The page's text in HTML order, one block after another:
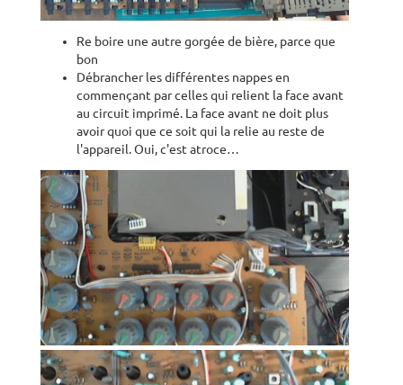
Re boire une autre gorgée de bière, parce que
bon
Débrancher les différentes nappes en
commençant par celles qui relient la face avant
au circuit imprimé. La face avant ne doit plus
avoir quoi que ce soit qui la relie au reste de
l'appareil. Oui, c'est atroce…